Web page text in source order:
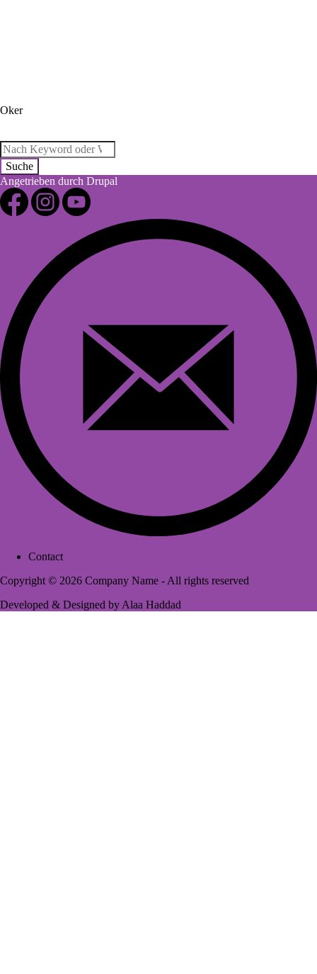
Oker
Suche
Angetrieben durch Drupal
Footer
menu
Contact
Copyright © 2026 Company Name - All rights reserved
Developed & Designed by Alaa Haddad